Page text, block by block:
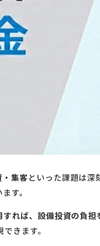
集客といった課題は深
す。
れば、設備投資の負担
きます。